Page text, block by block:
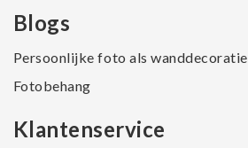
Blogs
Persoonlijke foto als wanddecoratie
Fotobehang
Klantenservice